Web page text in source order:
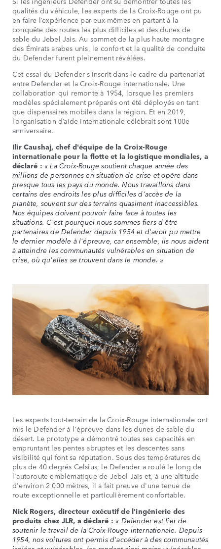
qualités du véhicule, les experts de la Croix-Rouge ont pu
en faire l’expérience par eux-mêmes en partant à la
conquête des routes les plus difficiles et des dunes de
sable du Jebel Jais. Au sommet de la plus haute montagne
des Émirats arabes unis, le confort et la qualité de conduite
du Defender furent pleinement révélées.
Cet essai du Defender s’inscrit dans le cadre du partenariat
entre Defender et la Croix-Rouge internationale. Une
collaboration qui remonte à 1954, lorsque les premiers
modèles spécialement préparés ont été déployés en tant
que dispensaires mobiles dans la région. Et en 2019,
l’organisation d’aide internationale célébrait sont 100e
anniversaire.
Ilir Caushaj, chef d'équipe de la Croix-Rouge
internationale pour la flotte et la logistique mondiales, a
déclaré : « La Croix-Rouge soutient chaque année des
millions de personnes en situation de crise et opère dans
presque tous les pays du monde. Nous travaillons dans
certains des endroits les plus difficiles d'accès de la
planète, souvent sur des terrains quasiment inaccessibles.
Nos équipes doivent pouvoir faire face à toutes les
situations. C'est pourquoi nous sommes fiers d'être
partenaires de Defender depuis 1954 et d'avoir pu mettre
le dernier modèle à l'épreuve, car ensemble, ils nous aident
à atteindre les communautés vulnérables en situation de
crise, où qu'elles se trouvent dans le monde. »
Les experts tout-terrain de la Croix-Rouge internationale ont
mis le Defender à l'épreuve dans les dunes de sable du
désert. Le prototype a démontré toutes ses capacités en
empruntant les pentes abruptes et les descentes sans
visibilité qui font sa réputation. Sous des températures de
plus de 40 degrés Celsius, le Defender a roulé le long de
l'autoroute emblématique de Jebel Jais et, à une altitude
d'environ 2 000 mètres, il a fait preuve d'une tenue de
route exceptionnelle et particulièrement confortable.
Nick Rogers, directeur exécutif de l'ingénierie des
produits chez JLR, a déclaré : « Defender est fier de
soutenir le travail de la Croix-Rouge internationale. Depuis
1954, nos voitures ont permis d'accéder à des communautés